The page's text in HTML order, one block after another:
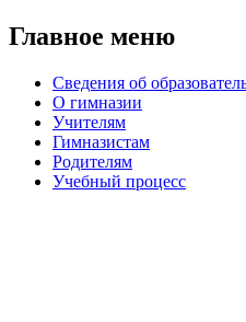
Главное меню
Сведения об
О гимназии
Учителям
Гимназистам
Родителям
Учебный процесс